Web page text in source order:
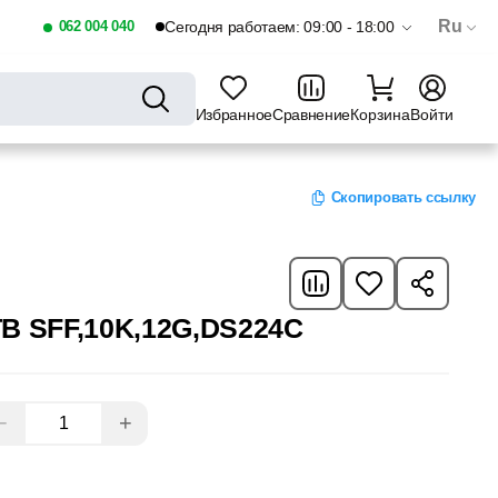
062 004 040 Сегодня работаем: 09:00 - 18:00 Ru
ИзбранноеСравнениеКорзинаВойти
Скопировать ссылку
SFF,10K,12G,DS224C
+